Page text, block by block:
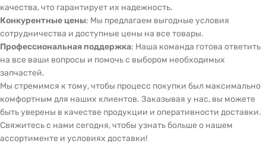
качества, что гарантирует их надежность.
Конкурентные цены: Мы предлагаем выгодные условия
сотрудничества и доступные цены на все товары.
Профессиональная поддержка: Наша команда готова ответить
на все ваши вопросы и помочь с выбором необходимых
запчастей.
Мы стремимся к тому, чтобы процесс покупки был максимально
комфортным для наших клиентов. Заказывая у нас, вы можете
быть уверены в качестве продукции и оперативности доставки.
Свяжитесь с нами сегодня, чтобы узнать больше о нашем
ассортименте и условиях доставки!